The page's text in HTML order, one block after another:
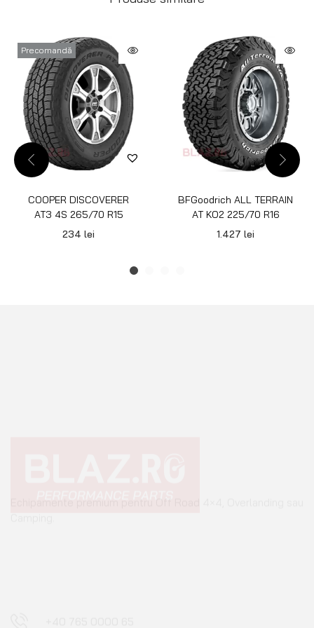
Precomandă
COOPER DISCOVERER
AT3 4S 265/70 R15
234 lei
BFGoodrich ALL TERRAIN
AT KO2 225/70 R16
1.427 lei